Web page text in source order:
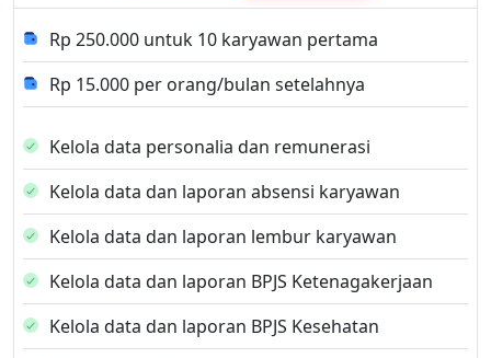
Rp 250.000 untuk 10 karyawan pertama
Rp 15.000 per orang/bulan setelahnya
Kelola data personalia dan remunerasi
Kelola data dan laporan absensi karyawan
Kelola data dan laporan lembur karyawan
Kelola data dan laporan BPJS Ketenagakerjaan
Kelola data dan laporan BPJS Kesehatan